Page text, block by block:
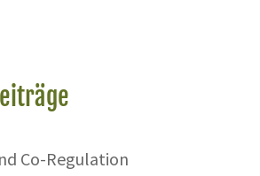
Co-Regulation